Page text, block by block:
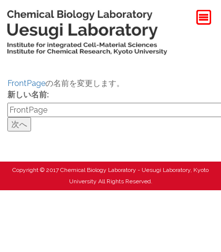
FrontPageの名前を変更します。
新しい名前:
Copyright © 2017 Chemical Biology Laboratory - Uesugi Laboratory, Kyoto
University All Rights Reserved.